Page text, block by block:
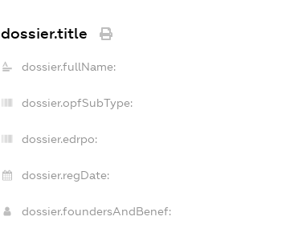
dossier.title
dossier.fullName:
dossier.opfSubType:
dossier.edrpo:
dossier.regDate:
dossier.foundersAndBenef: